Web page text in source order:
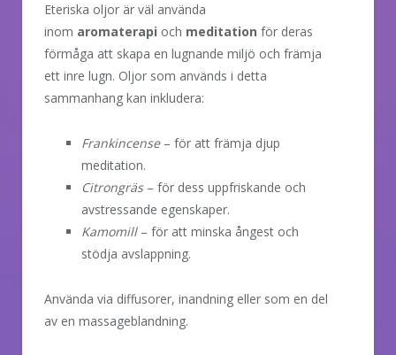
Eteriska oljor är väl använda
inom aromaterapi och meditation för deras
förmåga att skapa en lugnande miljö och främja
ett inre lugn. Oljor som används i detta
sammanhang kan inkludera:
Frankincense– för att främja djup
meditation.
Citrongräs– för dess uppfriskande och
avstressande egenskaper.
Kamomill– för att minska ångest och
stödja avslappning.
Använda via diffusorer, inandning eller som en del
av en massageblandning.